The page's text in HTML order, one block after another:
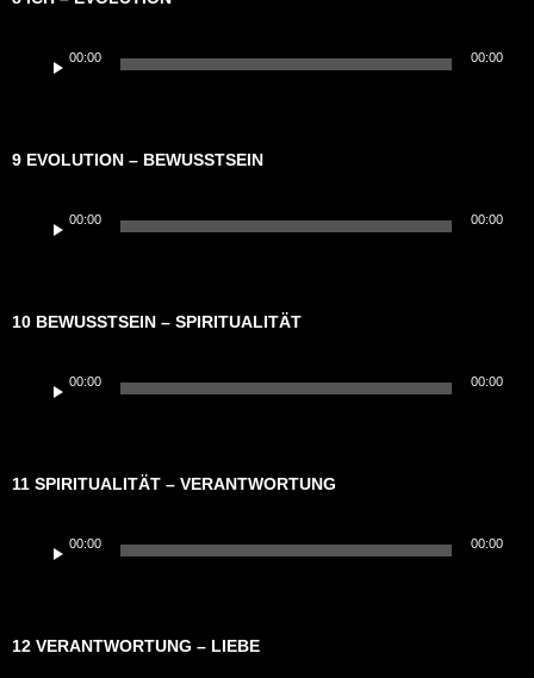
Player
00:00 00:00
9 EVOLUTION – BEWUSSTSEIN
Player
00:00 00:00
10 BEWUSSTSEIN – SPIRITUALITÄT
Player
00:00 00:00
11 SPIRITUALITÄT – VERANTWORTUNG
Player
00:00 00:00
12 VERANTWORTUNG – LIEBE